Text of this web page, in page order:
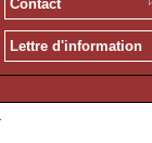
Contact
Lettre d'information